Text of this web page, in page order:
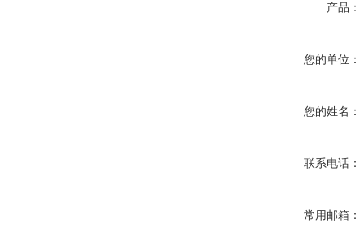
产品：
您的单位：
您的姓名：
联系电话：
常用邮箱：